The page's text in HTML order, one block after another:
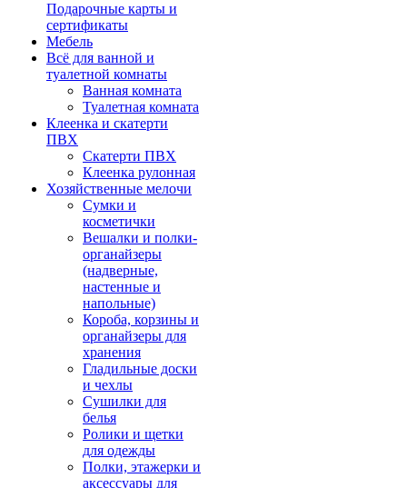
Подарочные карты и
сертификаты
Мебель
Всё для ванной и
туалетной комнаты
Ванная комната
Туалетная комната
Клеенка и скатерти
ПВХ
Скатерти ПВХ
Клеенка рулонная
Хозяйственные мелочи
Сумки и
косметички
Вешалки и полки-
органайзеры
(надверные,
настенные и
напольные)
Короба, корзины и
органайзеры для
хранения
Гладильные доски
и чехлы
Сушилки для
белья
Ролики и щетки
для одежды
Полки, этажерки и
аксессуары для